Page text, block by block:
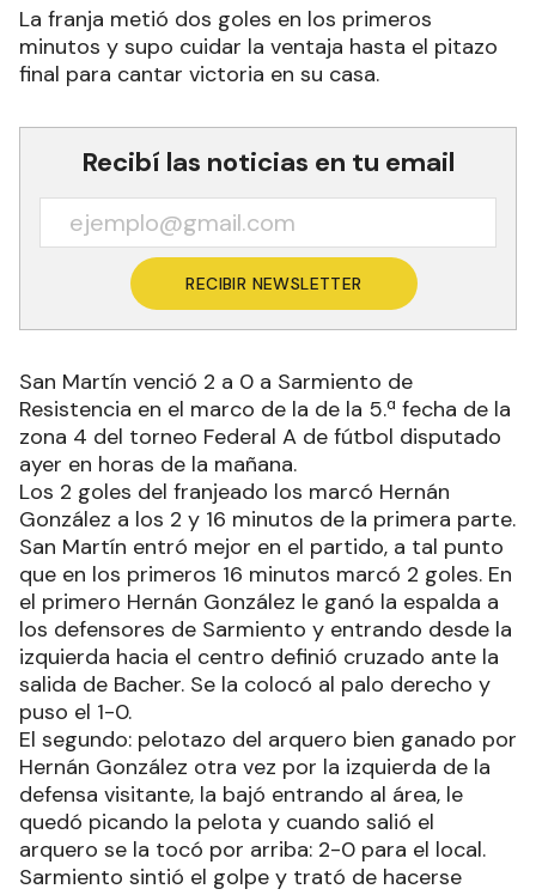
La franja metió dos goles en los primeros
minutos y supo cuidar la ventaja hasta el pitazo
final para cantar victoria en su casa.
Recibí las noticias en tu email
RECIBIR NEWSLETTER
San Martín venció 2 a 0 a Sarmiento de
Resistencia en el marco de la de la 5.ª fecha de la
zona 4 del torneo Federal A de fútbol disputado
ayer en horas de la mañana.
Los 2 goles del franjeado los marcó Hernán
González a los 2 y 16 minutos de la primera parte.
San Martín entró mejor en el partido, a tal punto
que en los primeros 16 minutos marcó 2 goles. En
el primero Hernán González le ganó la espalda a
los defensores de Sarmiento y entrando desde la
izquierda hacia el centro definió cruzado ante la
salida de Bacher. Se la colocó al palo derecho y
puso el 1-0.
El segundo: pelotazo del arquero bien ganado por
Hernán González otra vez por la izquierda de la
defensa visitante, la bajó entrando al área, le
quedó picando la pelota y cuando salió el
arquero se la tocó por arriba: 2-0 para el local.
Sarmiento sintió el golpe y trató de hacerse